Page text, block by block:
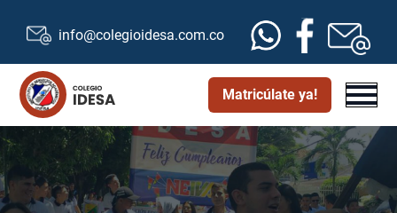
info@colegioidesa.com.co
Matricúlate ya!